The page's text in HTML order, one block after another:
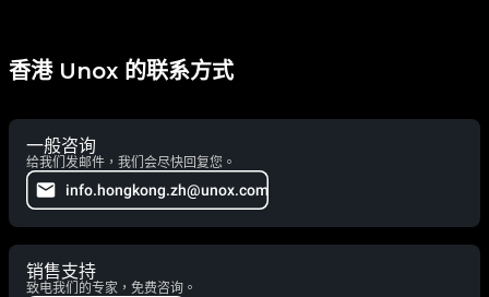
香港 Unox 的联系方式
一般咨询
给我们发邮件，我们会尽快回复您。
info.hongkong.zh@unox.com
销售支持
致电我们的专家，免费咨询。